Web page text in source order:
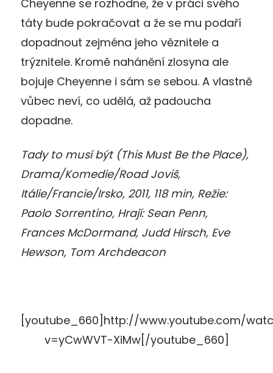
Cheyenne se rozhodne, že v práci svého
táty bude pokračovat a že se mu podaří
dopadnout zejména jeho věznitele a
trýznitele. Kromě nahánění zlosyna ale
bojuje Cheyenne i sám se sebou. A vlastně
vůbec neví, co udělá, až padoucha
dopadne.
Tady to musí být (This Must Be the Place),
Drama/Komedie/Road Joviš,
Itálie/Francie/Irsko, 2011, 118 min, Režie:
Paolo Sorrentino, Hrají: Sean Penn,
Frances McDormand, Judd Hirsch, Eve
Hewson, Tom Archdeacon
[youtube_660]http://www.youtube.com/
v=yCwWVT-XiMw[/youtube_660]